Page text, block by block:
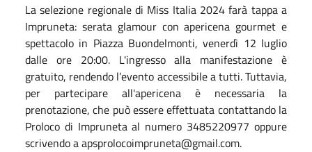
La selezione regionale di Miss Italia 2024 farà tappa a
Impruneta: serata glamour con apericena gourmet e
spettacolo in Piazza Buondelmonti, venerdì 12 luglio
dalle ore 20:00. L'ingresso alla manifestazione è
gratuito, rendendo l’evento accessibile a tutti. Tuttavia,
per partecipare all'apericena è necessaria la
prenotazione, che può essere effettuata contattando la
Proloco di Impruneta al numero 3485220977 oppure
scrivendo a apsprolocoimpruneta@gmail.com.